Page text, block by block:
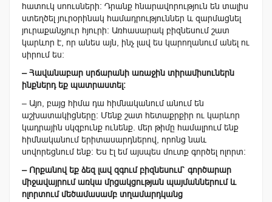
հատուկ սոուսների: Դրանք հնարավորություն են տալիս
ստեղծել յուրօրինակ համադրություններ և զարմացնել
յուրաքանչյուր հյուրի: Առհասարակ բիզնեսում շատ
կարևոր է, որ անես այն, ինչ լավ ես կարողանում անել ու
սիրում ես:
– Հավանաբար սրճարանի առաջին տիրամիսուներն
ինքներդ եք պատրաստել:
– Այո, բայց հիմա դա հիմնականում անում են
աշխատակիցները: Մենք շատ հետաքրքիր ու կարևոր
կադրային սկզբունք ունենք. մեր թիմը համալրում ենք
հիմնականում երիտասարդներով, որոնց նաև
սովորեցնում ենք: Ես էլ եմ այսպես մուտք գործել ոլորտ:
– Որքանով եք ձեզ լավ զգում բիզնեսում` գործարար
միջավայրում առկա մրցակցության պայմաններում և
ոլորտում մեծամասամբ տղամարդկանց